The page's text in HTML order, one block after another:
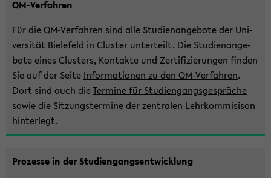
QM-​Verfahren
Für die QM-​Verfahren sind alle Stu­di­en­an­ge­bo­te der Uni­
ver­si­tät Bie­le­feld in Clus­ter un­ter­teilt. Die Stu­di­en­an­ge­
bo­te eines Clus­ters, Kon­tak­te und Zer­ti­fi­zie­run­gen fin­den
Sie auf der Seite In­for­ma­tio­nen zu den QM-​Verfahren.
Dort sind auch dieTer­mi­ne für Stu­di­en­gangs­ge­sprä­che
sowie die Sit­zungs­ter­mi­ne der zen­tra­len Lehr­kom­mi­si­son
hin­ter­legt.
Pro­zes­se in der Stu­di­en­gangs­ent­wick­lung